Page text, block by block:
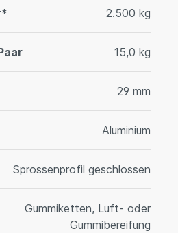
2.500 kg
15,0 kg
29 mm
Aluminium
Sprossenprofil geschlossen
Gummiketten, Luft- oder
Gummibereifung